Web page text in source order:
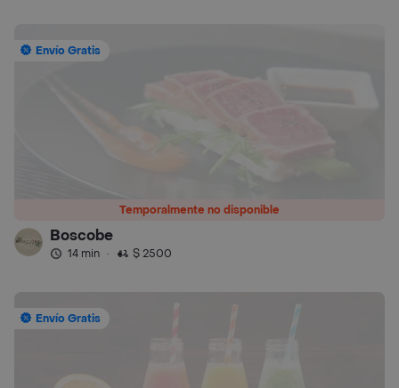
Temporalmente no disponible
Envío Gratis
Boscobe
14 min · $ 2500
Envío Gratis